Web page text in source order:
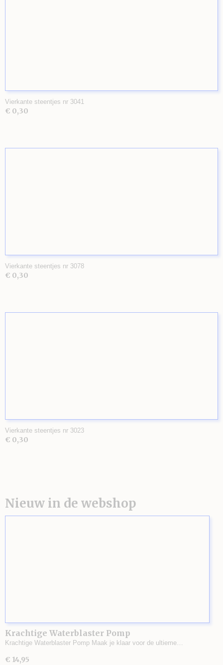
Vierkante steentjes nr 3041
€ 0,30
Vierkante steentjes nr 3078
€ 0,30
Vierkante steentjes nr 3023
€ 0,30
Nieuw in de webshop
Krachtige Waterblaster Pomp
Krachtige Waterblaster Pomp Maak je klaar voor de ultieme…
€ 14,95